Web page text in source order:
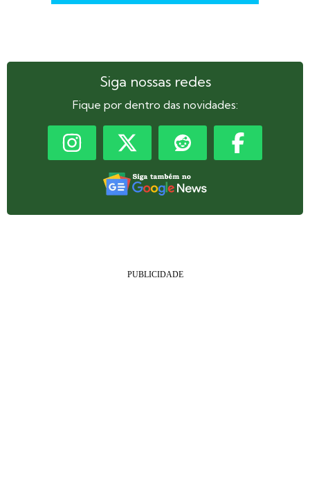
Siga nossas redes
Fique por dentro das novidades: